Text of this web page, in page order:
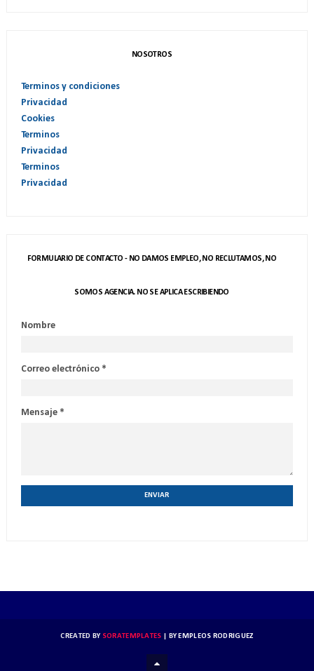
NOSOTROS
Terminos y condiciones
Privacidad
Cookies
Terminos
Privacidad
Terminos
Privacidad
FORMULARIO DE CONTACTO - NO DAMOS EMPLEO, NO RECLUTAMOS, NO
SOMOS AGENCIA. NO SE APLICA ESCRIBIENDO
Nombre
Correo electrónico *
Mensaje *
CREATED BY SORATEMPLATES | BYEMPLEOS RODRIGUEZ